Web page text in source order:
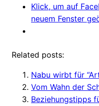
Klick, um auf
neuem Fenster
Related posts:
Nabu wirbt für
Vom Wahn der
Beziehungstipps